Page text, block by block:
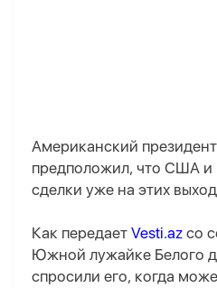
Американский
предположил, что США и
сделки уже на этих
Как передает Vesti.az со
Южной лужайке Белого
спросили его, когда